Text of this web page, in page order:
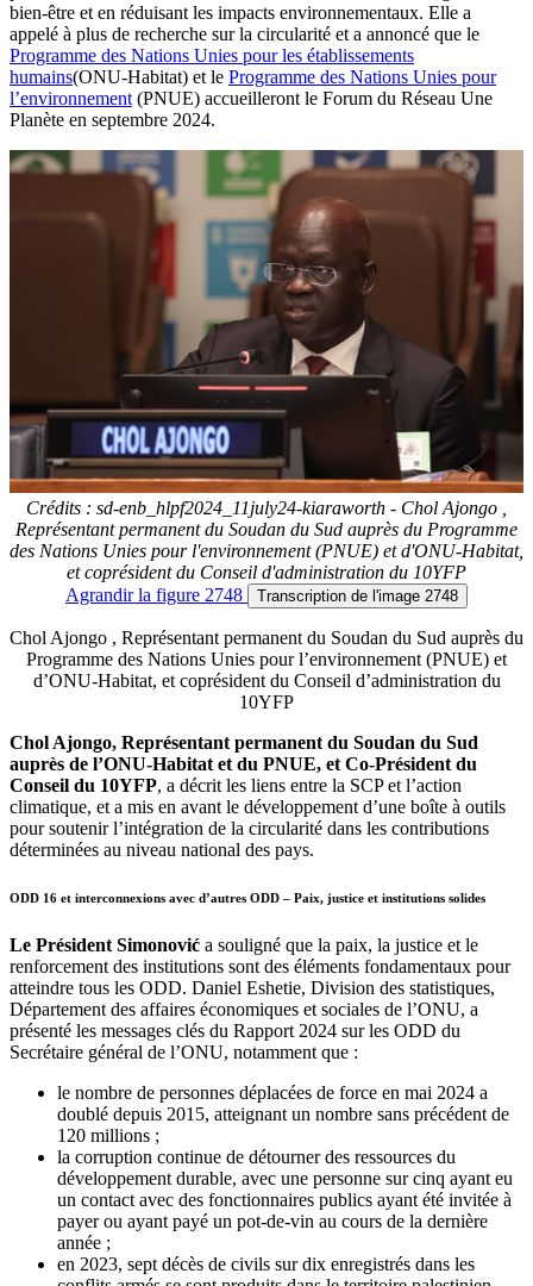
bien-être et en réduisant les impacts environnementaux. Elle a
appelé à plus de recherche sur la circularité et a annoncé que le
Programme des Nations Unies pour les établissements
humains(ONU-Habitat) et le Programme des Nations Unies pour
l’environnement (PNUE) accueilleront le Forum du Réseau Une
Planète en septembre 2024.
Crédits : sd-enb_hlpf2024_11july24-kiaraworth - Chol Ajongo ,
Représentant permanent du Soudan du Sud auprès du Programme
des Nations Unies pour l'environnement (PNUE) et d'ONU-Habitat,
et coprésident du Conseil d'administration du 10YFP
Agrandirla figure 2748 Transcription de l'image 2748
Chol Ajongo , Représentant permanent du Soudan du Sud auprès du
Programme des Nations Unies pour l’environnement (PNUE) et
d’ONU-Habitat, et coprésident du Conseil d’administration du
10YFP
Chol Ajongo, Représentant permanent du Soudan du Sud
auprès de l’ONU-Habitat et du PNUE, et Co-Président du
Conseil du 10YFP, a décrit les liens entre la SCP et l’action
climatique, et a mis en avant le développement d’une boîte à outils
pour soutenir l’intégration de la circularité dans les contributions
déterminées au niveau national des pays.
ODD 16 et interconnexions avec d’autres ODD – Paix, justice et institutions solides
Le Président Simonović a souligné que la paix, la justice et le
renforcement des institutions sont des éléments fondamentaux pour
atteindre tous les ODD. Daniel Eshetie, Division des statistiques,
Département des affaires économiques et sociales de l’ONU, a
présenté les messages clés du Rapport 2024 sur les ODD du
Secrétaire général de l’ONU, notamment que :
le nombre de personnes déplacées de force en mai 2024 a
doublé depuis 2015, atteignant un nombre sans précédent de
120 millions ;
la corruption continue de détourner des ressources du
développement durable, avec une personne sur cinq ayant eu
un contact avec des fonctionnaires publics ayant été invitée à
payer ou ayant payé un pot-de-vin au cours de la dernière
année ;
en 2023, sept décès de civils sur dix enregistrés dans les